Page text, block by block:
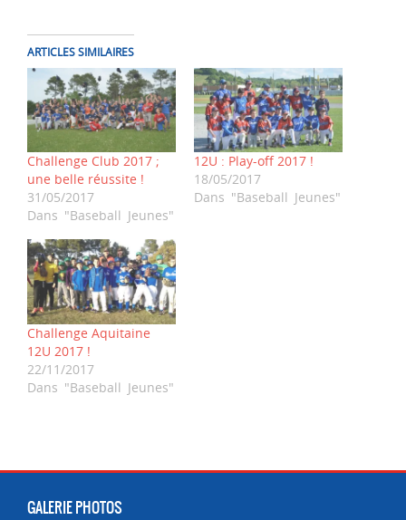
ARTICLES SIMILAIRES
Challenge Club 2017 ;
une belle réussite !
31/05/2017
Dans "Baseball Jeunes"
12U : Play-off 2017 !
18/05/2017
Dans "Baseball Jeunes"
Challenge Aquitaine
12U 2017 !
22/11/2017
Dans "Baseball Jeunes"
GALERIE PHOTOS